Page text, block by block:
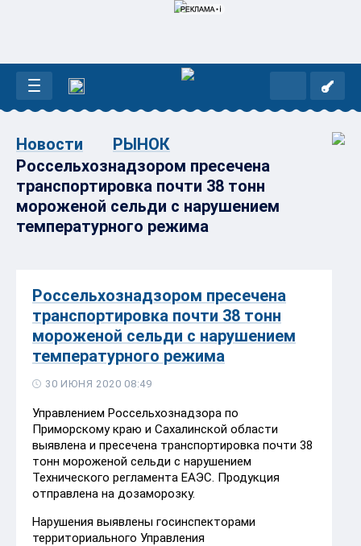
Новости
РЫНОК
Россельхознадзором пресечена
транспортировка почти 38 тонн
мороженой сельди с нарушением
температурного режима
Россельхознадзором пресечена
транспортировка почти 38 тонн
мороженой сельди с нарушением
температурного режима
30 ИЮНЯ 2020 08:49
Управлением Россельхознадзора по
Приморскому краю и Сахалинской области
выявлена и пресечена транспортировка почти 38
тонн мороженой сельди с нарушением
Технического регламента ЕАЭС. Продукция
отправлена на дозаморозку.
Нарушения выявлены госинспекторами
территориального Управления